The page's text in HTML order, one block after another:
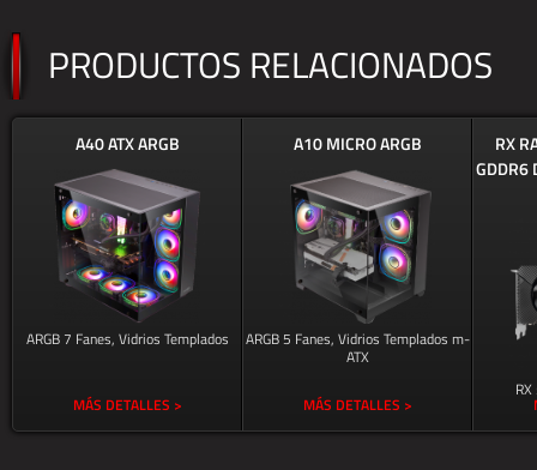
PRODUCTOS RELACIONADOS
A40 ATX ARGB
ARGB 7 Fanes, Vidrios Templados
MÁS DETALLES >
A10 MICRO ARGB
ARGB 5 Fanes, Vidrios Templados m-
ATX
MÁS DETALLES >
RX
GDDR6